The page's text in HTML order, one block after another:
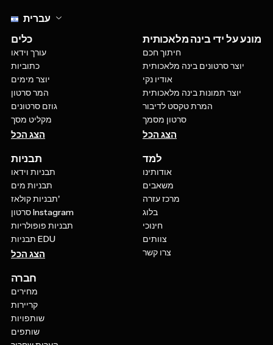
עברית
כלים
עורך וידאו
כתוביות
יוצר מימים
המר סרטון
גוזם סרטונים
מקליט מסך
הצג הכל
מונע על ידי בינה מלאכותית
חיתוך חכם
יוצר סרטונים בינה מלאכותית
אודיו נקי
יוצר תמונות בינה מלאכותית
המרת טקסט לדיבור
סרטון מסמך
הצג הכל
תבניות
תבניות וידאו
תבניות מים
תבניות קולאז'
סרטון Instagram
תבניות פופולריות
תבניות EDU
הצג הכל
למד
אודותינו
משאבים
מרכז עזרה
בלוג
חינוכי
צוותים
צרו קשר
חברה
מחירים
קריירות
שותפויות
שותפים